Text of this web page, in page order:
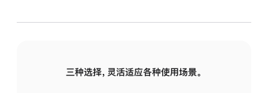
三种选择，灵活适应各种使用场景。